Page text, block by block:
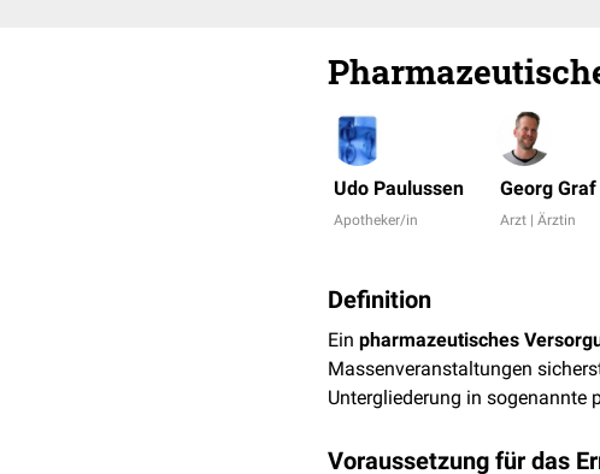
Udo Paulussen
Apotheker/in
Georg
Arzt | Ärztin
Definition
Ein pharmazeutisches
Massenveranstaltungen
Untergliederung in sogenannte
Voraussetzung für das